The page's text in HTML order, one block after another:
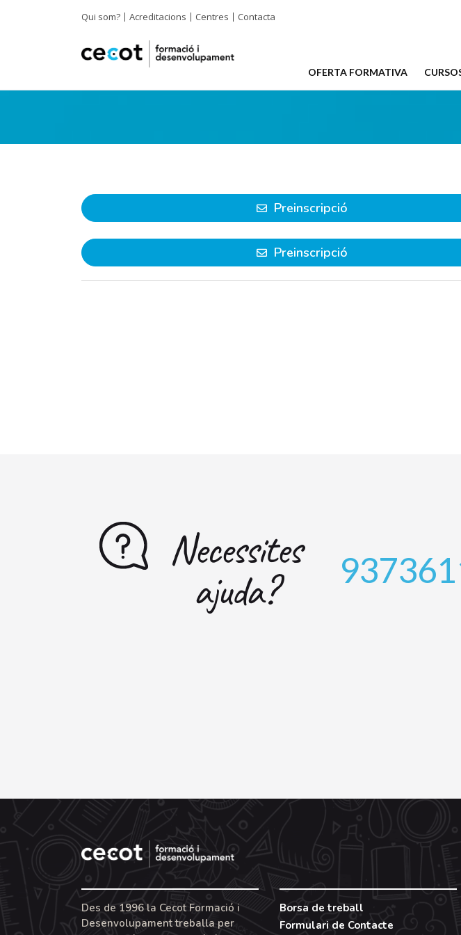
Qui som? Acreditacions Centres Contacta
OFERTA FORMATIVA
Preinscripció
Preinscripció
Necessites
ajuda?
Des de 1996 la Cecot Formació i
Desenvolupament treballa per
Borsa de treball
Formulari de Contacte